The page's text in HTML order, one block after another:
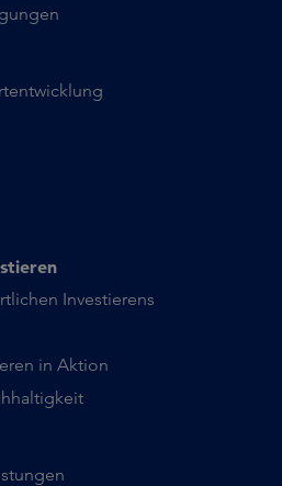
Investierens
in Aktion